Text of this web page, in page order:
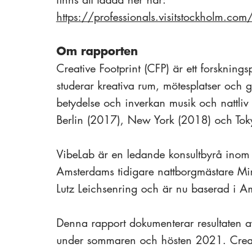
https://
Om rapporten
Creative Footprint (CFP) är ett
studerar kreativa rum, mötesplatser och
betydelse och inverkan musik och
Berlin (2017), New York (2018) och
VibeLab är en ledande konsultbyrå
Amsterdams tidigare nattborgmästare
Lutz Leichsenring och är nu baserad i
Denna rapport dokumenterar resultaten
under sommaren och hösten 2021.